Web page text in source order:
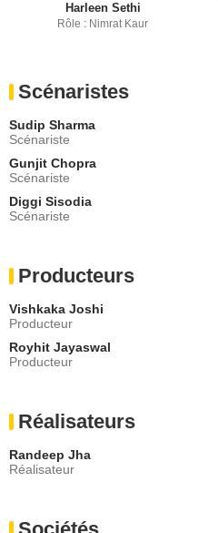
Harleen Sethi
Rôle : Nimrat Kaur
Scénaristes
Sudip Sharma
Scénariste
Gunjit Chopra
Scénariste
Diggi Sisodia
Scénariste
Producteurs
Vishkaka Joshi
Producteur
Royhit Jayaswal
Producteur
Réalisateurs
Randeep Jha
Réalisateur